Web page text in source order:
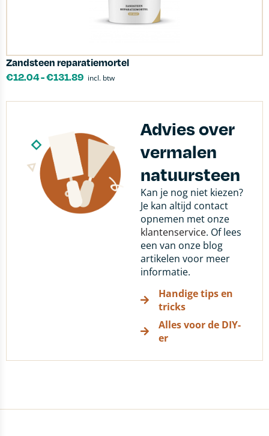
Zandsteen reparatiemortel
€12.04-€131.89 incl. btw
Advies over
vermalen
natuursteen
Kan je nog niet kiezen?
Je kan altijd contact
opnemen met onze
klantenservice. Of lees
een van onze blog
artikelen voor meer
informatie.
Handige tips en
tricks
Alles voor de DIY-
er